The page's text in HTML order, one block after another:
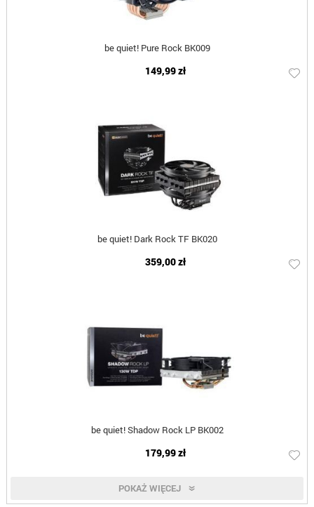
be quiet! Pure Rock BK009
149,99 zł
be quiet! Dark Rock TF BK020
359,00 zł
be quiet! Shadow Rock LP BK002
179,99 zł
POKAŻ WIĘCEJ